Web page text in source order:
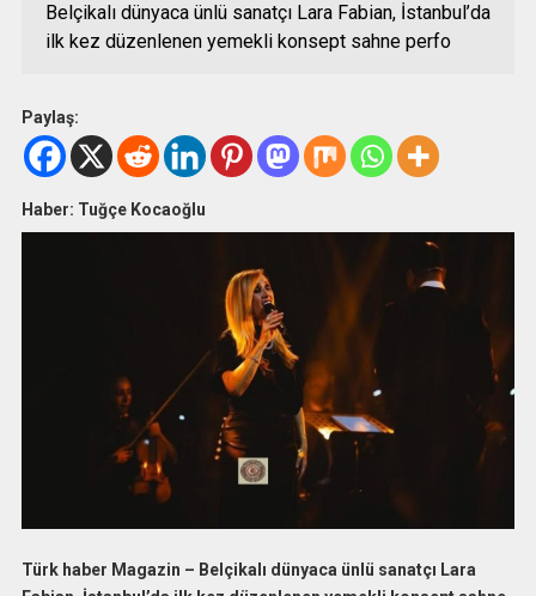
Belçikalı dünyaca ünlü sanatçı Lara Fabian, İstanbul’da
ilk kez düzenlenen yemekli konsept sahne perfo
Paylaş:
Haber: Tuğçe Kocaoğlu
Türk haber Magazin – Belçikalı dünyaca ünlü sanatçı Lara